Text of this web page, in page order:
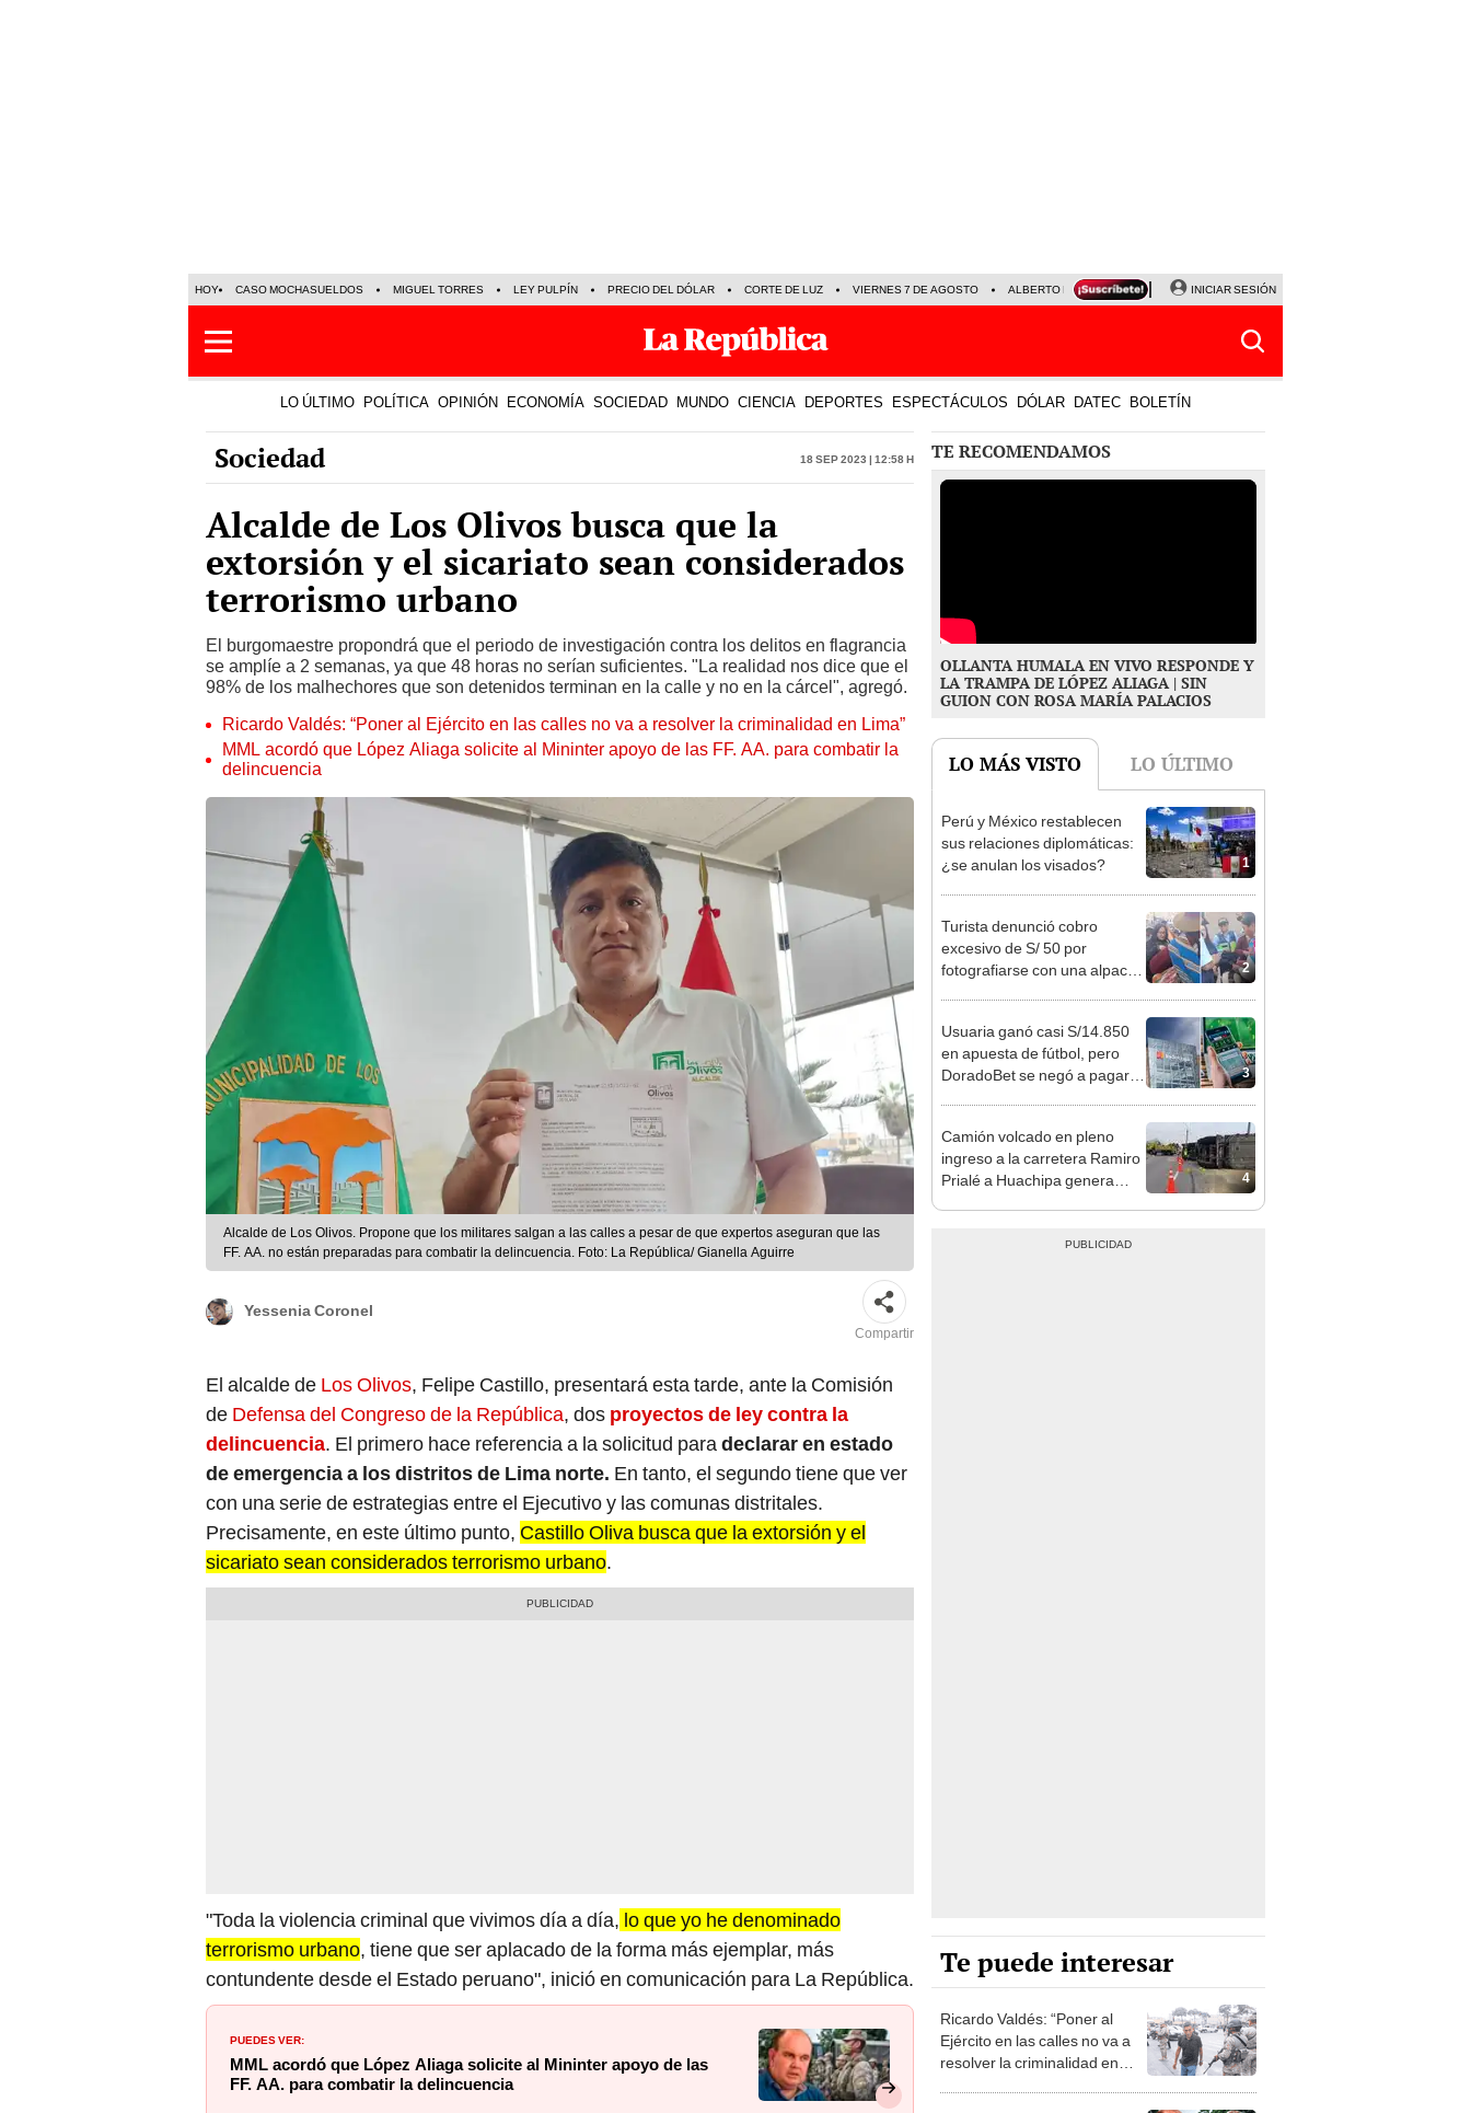
HOY CASO MOCHASUELDOS MIGUEL TORRES LEY PULPÍN PRECIO DEL DÓLAR CORTE DE LUZ VIERNES 7 DE AGOSTO ALBERTO BENAVIDES NALDY SALDAÑA
INICIAR SESIÓN
LO ÚLTIMO POLÍTICA OPINIÓN ECONOMÍA SOCIEDAD MUNDO CIENCIA DEPORTES ESPECTÁCULOS DÓLAR DATEC BOLETÍN
Sociedad 18 Sep 2023 | 12:58 h
Alcalde de Los Olivos busca que la
extorsión y el sicariato sean considerados
terrorismo urbano
El burgomaestre propondrá que el periodo de investigación contra los delitos en flagrancia
se amplíe a 2 semanas, ya que 48 horas no serían suficientes. "La realidad nos dice que el
98% de los malhechores que son detenidos terminan en la calle y no en la cárcel", agregó.
Ricardo Valdés: “Poner al Ejército en las calles no va a resolver la criminalidad en Lima”
MML acordó que López Aliaga solicite al Mininter apoyo de las FF. AA. para combatir la
delincuencia
Alcalde de Los Olivos. Propone que los militares salgan a las calles a pesar de que expertos aseguran que las
FF. AA. no están preparadas para combatir la delincuencia. Foto: La República/ Gianella Aguirre
Yessenia Coronel
Compartir
El alcalde de Los Olivos, Felipe Castillo, presentará esta tarde, ante la Comisión
de Defensa del Congreso de la República, dos proyectos de ley contra la
delincuencia. El primero hace referencia a la solicitud paradeclarar en estado
de emergencia a los distritos de Lima norte. En tanto, el segundo tiene que ver
con una serie de estrategias entre el Ejecutivo y las comunas distritales.
Precisamente, en este último punto, Castillo Oliva busca que la extorsión y el
sicariato sean considerados terrorismo urbano.
"Toda la violencia criminal que vivimos día a día, lo que yo he denominado
terrorismo urbano, tiene que ser aplacado de la forma más ejemplar, más
contundente desde el Estado peruano", inició en comunicación para La República.
PUEDES VER:
MML acordó que López Aliaga solicite al Mininter apoyo de las
FF. AA. para combatir la delincuencia
TE RECOMENDAMOS
OLLANTA HUMALA EN VIVO RESPONDE Y
LA TRAMPA DE LÓPEZ ALIAGA | SIN
GUION CON ROSA MARÍA PALACIOS
LO MÁS VISTO LO ÚLTIMO
1
Perú y México restablecen
sus relaciones diplomáticas:
¿se anulan los visados?
2
Turista denunció cobro
excesivo de S/ 50 por
fotografiarse con una alpaca
3
Usuaria ganó casi S/14.850
en apuesta de fútbol, pero
DoradoBet se negó a pagar:
4
Camión volcado en pleno
ingreso a la carretera Ramiro
Prialé a Huachipa genera
Te puede interesar
Ricardo Valdés: “Poner al
Ejército en las calles no va a
resolver la criminalidad en